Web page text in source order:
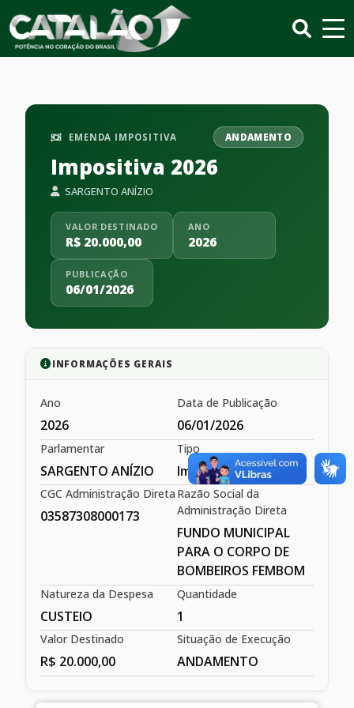
EMENDA IMPOSITIVA ANDAMENTO
Impositiva 2026
SARGENTO ANÍZIO
VALOR DESTINADO
R$ 20.000,00
ANO
2026
PUBLICAÇÃO
06/01/2026
INFORMAÇÕES GERAIS
Ano
2026
Data de Publicação
06/01/2026
Parlamentar
SARGENTO ANÍZIO
Tipo
Impositiva
CGC Administração Direta
03587308000173
Razão Social da
Administração Direta
FUNDO MUNICIPAL
PARA O CORPO DE
BOMBEIROS FEMBOM
Natureza da Despesa
CUSTEIO
Quantidade
1
Valor Destinado
R$ 20.000,00
Situação de Execução
ANDAMENTO